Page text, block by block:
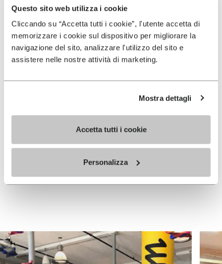
Questo sito web utilizza i cookie
Cliccando su “Accetta tutti i cookie”, l'utente accetta di
memorizzare i cookie sul dispositivo per migliorare la
navigazione del sito, analizzare l'utilizzo del sito e
assistere nelle nostre attività di marketing.
Mostra dettagli
Accetta tutti i cookie
Personalizza
Tokyo
Shanghai Connection Lab
Vibram Technological
Center Guangzhou